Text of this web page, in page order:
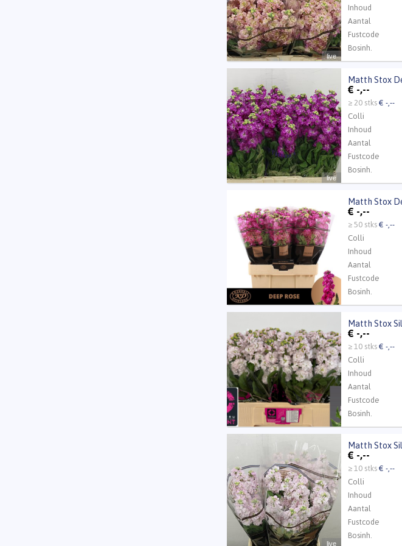
live
Inhoud
Aantal
Fustcode
Bosinh.
Kweker
live
Matth Stox
€ -,--
≥ 20 stks€ -,--
Colli
Inhoud
Aantal
Fustcode
Bosinh.
Kweker
U moet ingelogd zijn om te kunnen
Matth Stox
€ -,--
≥ 50 stks€ -,--
Colli
Inhoud
Aantal
Fustcode
Bosinh.
Kweker
U moet ingelogd zijn om te kunnen
Matth Stox
€ -,--
≥ 10 stks€ -,--
Colli
Inhoud
Aantal
Fustcode
Bosinh.
Kweker
Matth Stox Silver
U moet ingelogd zijn om te kunnen
live
Matth Stox
€ -,--
≥ 10 stks€ -,--
Colli
Inhoud
Aantal
Fustcode
Bosinh.
Matth Stox Silver
U moet ingelogd zijn om te